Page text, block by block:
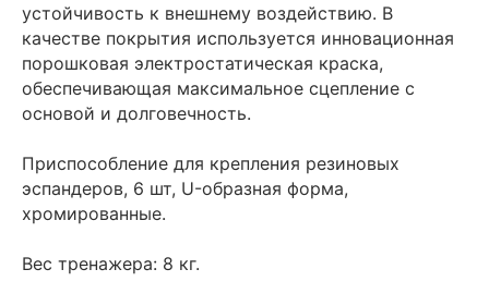
устойчивость к внешнему воздействию. В
качестве покрытия используется инновационная
порошковая электростатическая краска,
обеспечивающая максимальное сцепление с
основой и долговечность.
Приспособление для крепления резиновых
эспандеров, 6 шт, U-образная форма,
хромированные.
Вес тренажера: 8 кг.